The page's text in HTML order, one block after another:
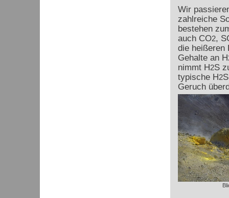
Wir
zahlreiche
bestehen
auch CO2,
die heißeren
Gehalte an H
nimmt H2S
typische H2
Geruch